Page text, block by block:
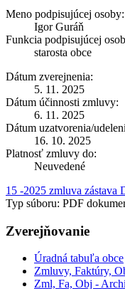
Meno podpisujúcej osoby:
Igor Guráň
Funkcia podpisujúcej
starosta obce
Dátum zverejnenia:
5. 11. 2025
Dátum účinnosti zmluvy:
6. 11. 2025
Dátum uzatvorenia/
16. 10. 2025
Platnosť zmluvy do:
Neuvedené
15 -2025 zmluva zástava
Typ súboru: PDF
Zverejňovanie
Úradná tabuľa obce
Zmluvy, Faktúry,
Zml, Fa, Obj -